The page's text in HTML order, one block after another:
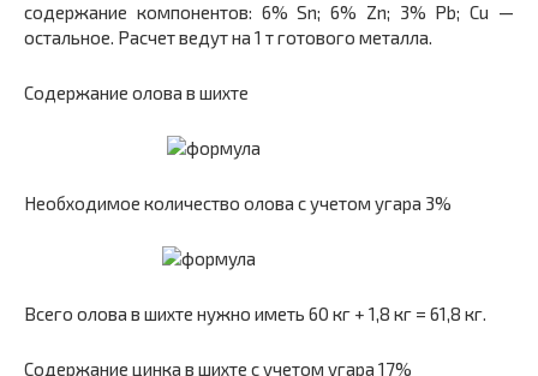
содержание компонентов: 6% Sn; 6% Zn; 3% Pb; Cu —
остальное. Расчет ведут на 1 т готового металла.
Содержание олова в шихте
Необходимое количество олова с учетом угара 3%
Всего олова в шихте нужно иметь 60 кг + 1,8 кг = 61,8 кг.
Содержание цинка в шихте с учетом угара 17%